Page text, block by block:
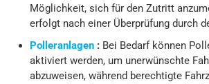
Möglichkeit, sich für den Zutritt
erfolgt nach einer Überprüfung durch
Polleranlagen : Bei Bedarf können
aktiviert werden, um unerwünschte
abzuweisen, während berechtigte